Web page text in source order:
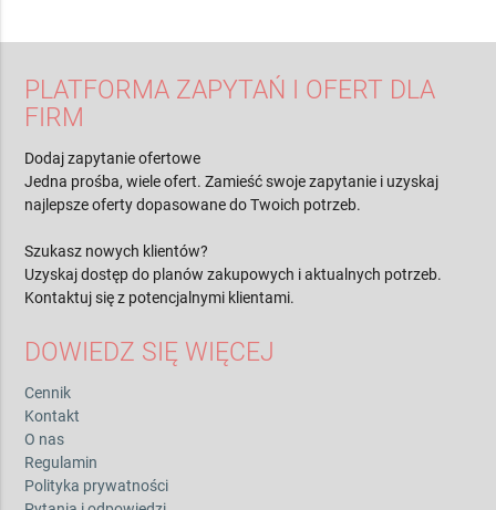
PLATFORMA ZAPYTAŃ I OFERT DLA
FIRM
Dodaj zapytanie ofertowe
Jedna prośba, wiele ofert. Zamieść swoje zapytanie i uzyskaj
najlepsze oferty dopasowane do Twoich potrzeb.
Szukasz nowych klientów?
Uzyskaj dostęp do planów zakupowych i aktualnych potrzeb.
Kontaktuj się z potencjalnymi klientami.
DOWIEDZ SIĘ WIĘCEJ
Cennik
Kontakt
O nas
Regulamin
Polityka prywatności